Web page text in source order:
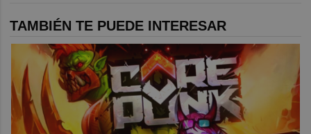
TAMBIÉN TE PUEDE INTERESAR